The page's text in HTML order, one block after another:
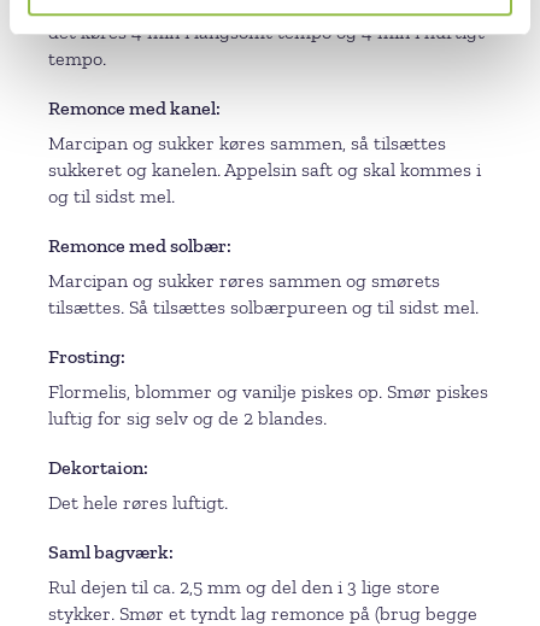
det køres 4 min i langsomt tempo og 4 min i hurtigt
tempo.
Remonce med kanel
Marcipan og sukker køres sammen, så tilsættes
sukkeret og kanelen. Appelsin saft og skal kommes i
og til sidst mel.
Remonce med solbær
Marcipan og sukker røres sammen og smørets
tilsættes. Så tilsættes solbærpureen og til sidst mel.
Frosting
Flormelis, blommer og vanilje piskes op. Smør piskes
luftig for sig selv og de 2 blandes.
Dekortaion
Det hele røres luftigt.
Saml bagværk
Rul dejen til ca. 2,5 mm og del den i 3 lige store
stykker. Smør et tyndt lag remonce på (brug begge